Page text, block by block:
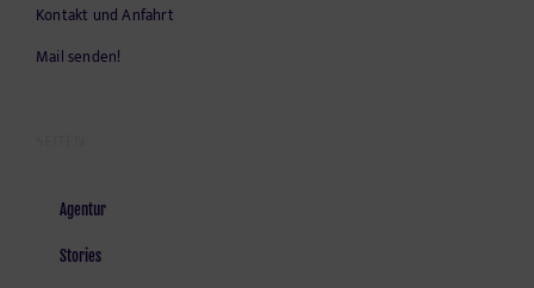
Kontakt und Anfahrt
Mail senden!
Agentur
Stories